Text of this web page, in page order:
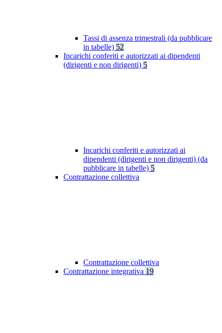
Tassi di assenza trimestrali (da pubblicare
in tabelle) 52
Incarichi conferiti e autorizzati ai dipendenti
(dirigenti e non dirigenti) 5
Incarichi conferiti e autorizzati ai
dipendenti (dirigenti e non dirigenti) (da
pubblicare in tabelle) 5
Contrattazione collettiva
Contrattazione collettiva
Contrattazione integrativa 19